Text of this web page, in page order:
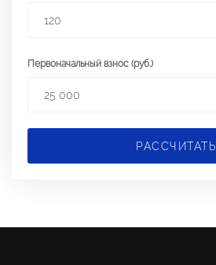
Первоначальный взнос (руб.)
РАССЧИТАТЬ